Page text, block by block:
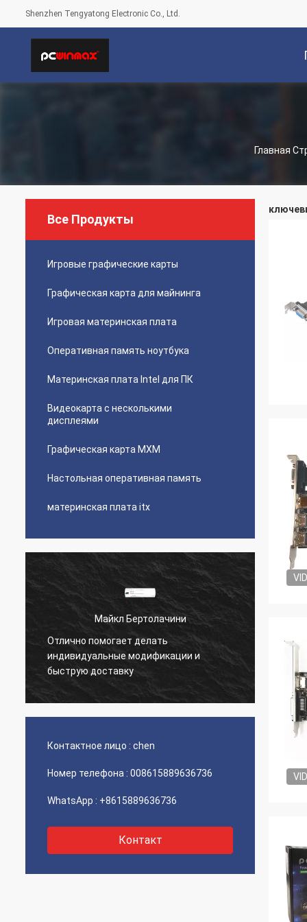
Shenzhen Tengyatong Electronic Co., Ltd.
Главная
Все Продукты
Игровые графические карты
Графическая карта для майнинга
Игровая материнская плата
Оперативная память ноутбука
Материнская плата Intel для ПК
Видеокарта с несколькими
дисплеями
Графическая карта MXM
Настольная оперативная память
материнская плата itx
Майкл Бертолачини
Отлично помогает делать
индивидуальные модификации и
быструю доставку
Контактное лицо : chen
Номер телефона : 008615889636736
WhatsApp : +8615889636736
Контакт